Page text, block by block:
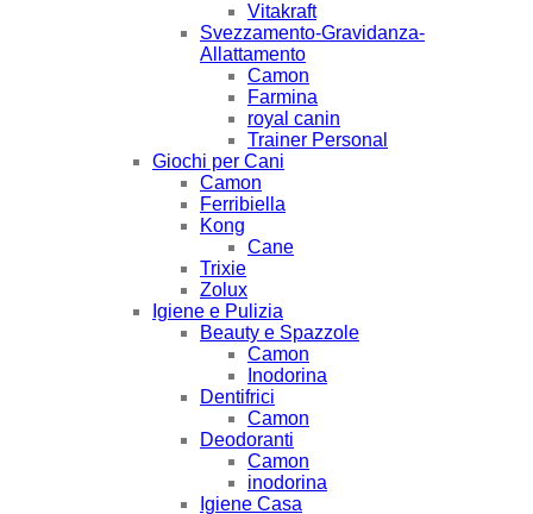
Vitakraft
Svezzamento-Gravidanza-
Allattamento
Camon
Farmina
royal canin
Trainer Personal
Giochi per Cani
Camon
Ferribiella
Kong
Cane
Trixie
Zolux
Igiene e Pulizia
Beauty e Spazzole
Camon
Inodorina
Dentifrici
Camon
Deodoranti
Camon
inodorina
Igiene Casa